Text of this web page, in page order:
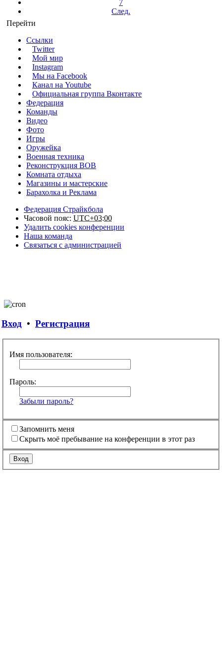
7
След.
Перейти
Ссылки
Twitter
Мой мир
Instagram
Мы на Facebook
Канал на Youtube
Официальная группа Вконтакте
Федерация
Команды
Видео
Фото
Игры
Оружейка
Военная техника
Реконструкция ВОВ
Комната отдыха
Магазины и мастерские
Барахолка и Реклама
Федерация Страйкбола
Часовой пояс: UTC+03:00
Удалить cookies конференции
Наша команда
Связаться с администрацией
Вход • Регистрация
Имя пользователя:
Пароль:
Забыли пароль?
Запомнить меня
Скрыть моё пребывание на конференции в этот раз